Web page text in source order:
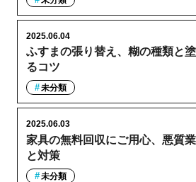
ふすまの張り替え、糊の種類と
るコツ
2025.06.04
未分類
家具の無料回収にご用心、悪質
と対策
2025.06.03
未分類